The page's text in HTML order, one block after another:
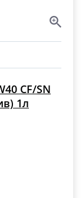
CF/SN
1л